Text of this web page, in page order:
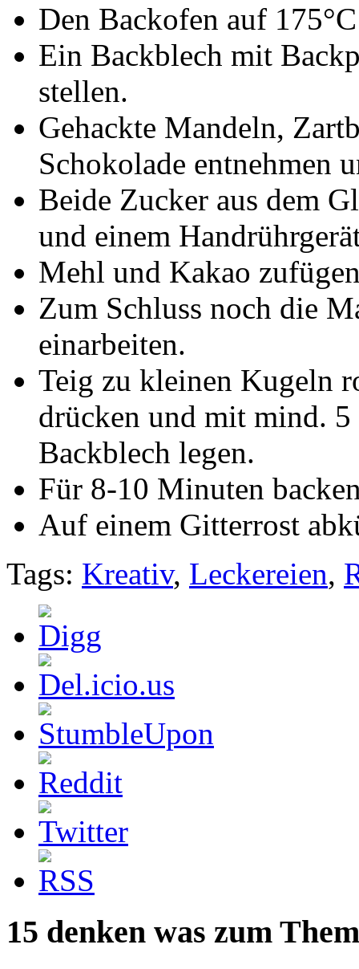
Den Backofen auf
Ein Backblech mit
stellen.
Gehackte Mandeln,
Schokolade entnehmen
Beide Zucker aus dem
und einem
Mehl und Kakao
Zum Schluss noch die
einarbeiten.
Teig zu kleinen Kugeln
drücken und mit mind.
Backblech legen.
Für 8-10 Minuten
Auf einem Gitterrost
Tags: Kreativ, Leckereien,
15 denken was zum